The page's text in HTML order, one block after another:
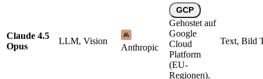
Claude 4.5
Opus
LLM, Vision
Anthropic
GCP
Gehostet auf
Google
Cloud
Platform
(EU-
Regionen).
Text, Bild